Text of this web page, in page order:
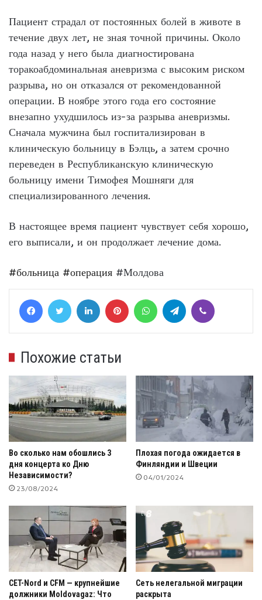
Пациент страдал от постоянных болей в животе в
течение двух лет, не зная точной причины. Около
года назад у него была диагностирована
торакоабдоминальная аневризма с высоким риском
разрыва, но он отказался от рекомендованной
операции. В ноябре этого года его состояние
внезапно ухудшилось из-за разрыва аневризмы.
Сначала мужчина был госпитализирован в
клиническую больницу в Бэлць, а затем срочно
переведен в Республиканскую клиническую
больницу имени Тимофея Мошняги для
специализированного лечения.
В настоящее время пациент чувствует себя хорошо,
его выписали, и он продолжает лечение дома.
#больница #операция #Молдова
FacebookTwitter LinkedIn Pinterest WhatsAppTelegram
Похожие статьи
Во сколько нам обошлись 3
дня концерта ко Дню
Независимости?
23/08/2024
Плохая погода ожидается в
Финляндии и Швеции
04/01/2024
CET-Nord и CFM — крупнейшие
должники Moldovagaz: Что
Сеть нелегальной миграции
раскрыта